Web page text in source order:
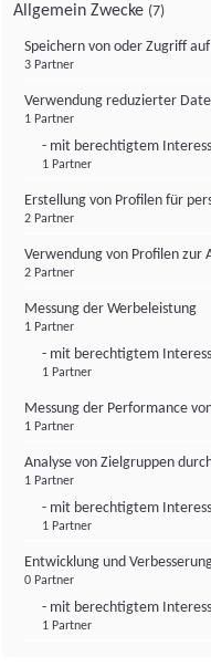
Allgemein Zwecke (7)
Speichern von oder Zugriff
3 Partner
Verwendung reduzierter
1 Partner
- mit berechtigtem
1 Partner
Erstellung von Profilen für
2 Partner
Verwendung von Profilen zur
2 Partner
Messung der Werbeleistung
1 Partner
- mit berechtigtem
1 Partner
Messung der Performance
1 Partner
Analyse von Zielgruppen
1 Partner
- mit berechtigtem
1 Partner
Entwicklung und
0 Partner
- mit berechtigtem
1 Partner